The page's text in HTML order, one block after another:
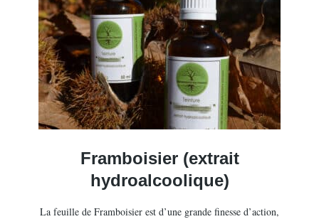
Framboisier (extrait
hydroalcoolique)
La feuille de Framboisier est d’une grande finesse d’action,